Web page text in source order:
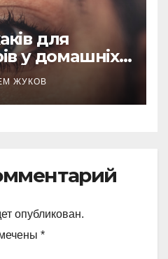
для
у домашніх
ЖУКОВ
опубликован.
*